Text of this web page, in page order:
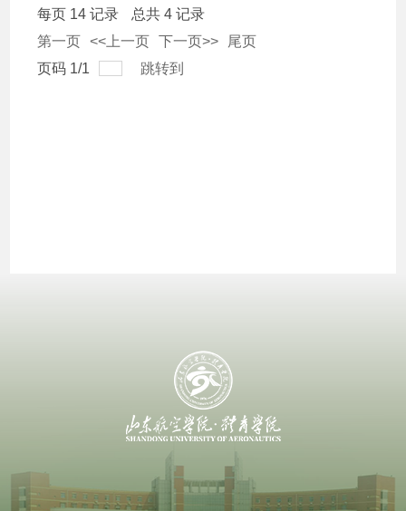
每页 14 记录 总共4 记录
第一页
<<上一页 下一页>>
尾页
页码 1/1 跳转到